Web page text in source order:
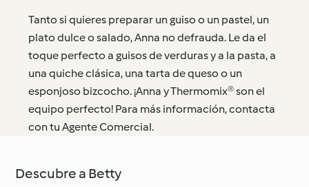
Tanto si quieres preparar un guiso o un pastel, un
plato dulce o salado, Anna no defrauda. Le da el
toque perfecto a guisos de verduras y a la pasta, a
una quiche clásica, una tarta de queso o un
esponjoso bizcocho. ¡Anna y Thermomix® son el
equipo perfecto! Para más información, contacta
con tu Agente Comercial.
Descubre a Betty